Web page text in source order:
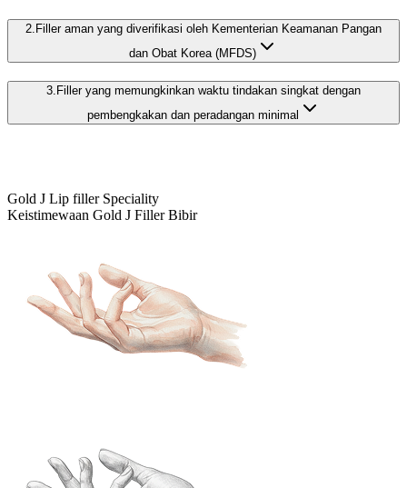
2. Filler aman yang diverifikasi oleh Kementerian Keamanan Pangan
dan Obat Korea (MFDS)
3. Filler yang memungkinkan waktu tindakan singkat dengan
pembengkakan dan peradangan minimal
Gold J Lip filler Speciality
Keistimewaan Gold J Filler Bibir